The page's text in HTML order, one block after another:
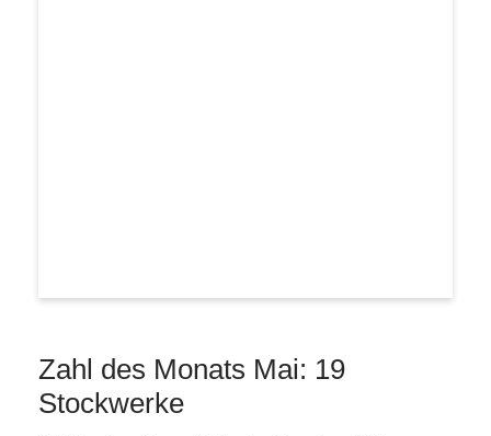
Zahl des Monats Mai: 19
Stockwerke